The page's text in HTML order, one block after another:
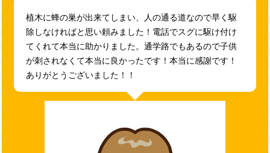
植木に蜂の巣が出来てしまい、人の通る道なので早く駆
除しなければと思い頼みました！電話でスグに駆け付け
てくれて本当に助かりました。通学路でもあるので子供
が刺されなくて本当に良かったです！本当に感謝です！
ありがとうございました！！